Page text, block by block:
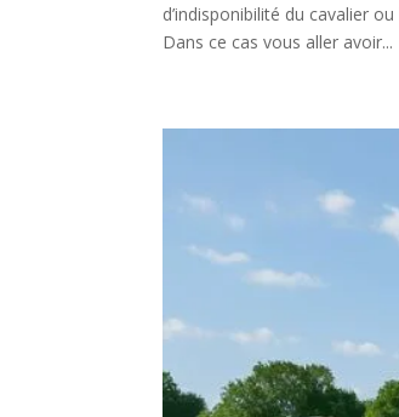
d’indisponibilité du cavalier
Dans ce cas vous aller avoir...